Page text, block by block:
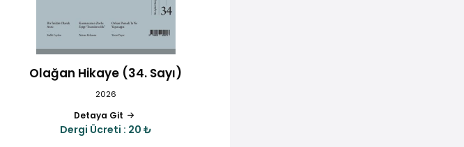
Olağan Hikaye (34. Sayı)
2026
Detaya Git
Dergi Ücreti : 20 ₺